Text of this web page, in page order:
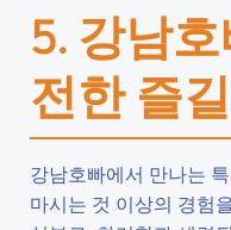
5. 강남
전한 즐
강남호빠에서 만나는
마시는 것 이상의 경험